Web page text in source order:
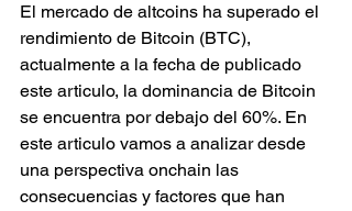
El mercado de altcoins ha superado el
rendimiento de Bitcoin (BTC),
actualmente a la fecha de publicado
este articulo, la dominancia de Bitcoin
se encuentra por debajo del 60%. En
este articulo vamos a analizar desde
una perspectiva onchain las
consecuencias y factores que han